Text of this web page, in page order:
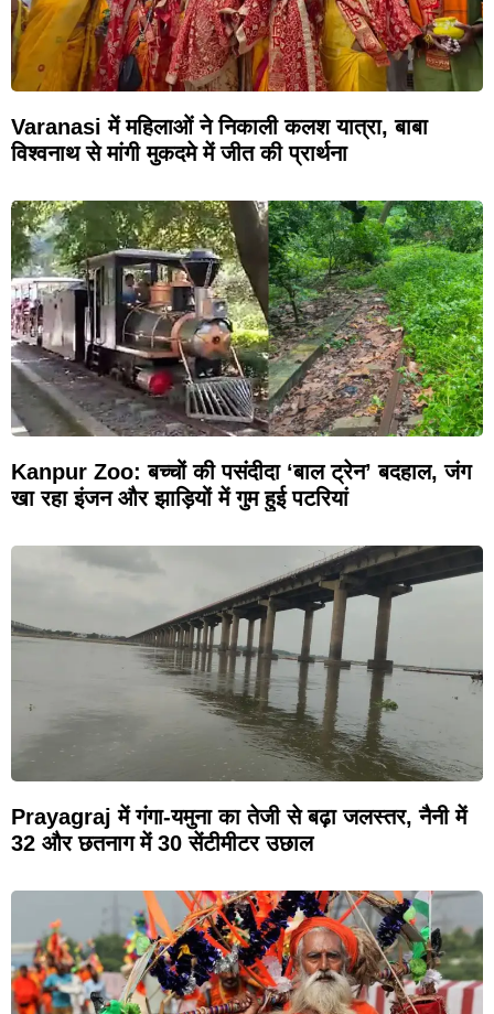
Varanasi में महिलाओं ने निकाली कलश यात्रा, बाबा
विश्वनाथ से मांगी मुकदमे में जीत की प्रार्थना
Kanpur Zoo: बच्चों की पसंदीदा ‘बाल ट्रेन’ बदहाल, जंग
खा रहा इंजन और झाड़ियों में गुम हुई पटरियां
Prayagraj में गंगा-यमुना का तेजी से बढ़ा जलस्तर, नैनी में
32 और छतनाग में 30 सेंटीमीटर उछाल